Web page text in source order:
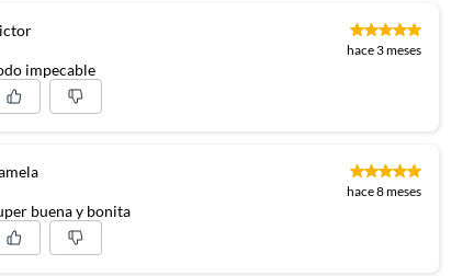
hace 3 meses
impecable
hace 8 meses
buena y bonita